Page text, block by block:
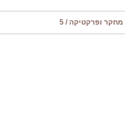
ופרקטיקה / 5